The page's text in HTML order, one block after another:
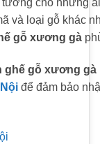
tưởng cho những
và loại gỗ khác
gỗ xương gà
ghế gỗ xương gà
để đảm bảo